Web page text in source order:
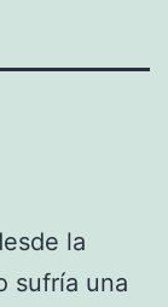
la
sufría una